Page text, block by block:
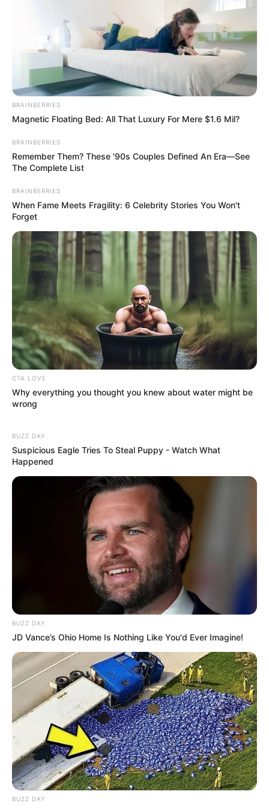
Bebe una taza de esta infusión en ayunas
durante 7 días seguidos para una limpieza
intestinal profunda.
Duración recomendada:
Para obtener resultados óptimos, consume esta
infusión por un máximo de 7 días seguidos y
proceso.
BRAINBERRIES
Magnetic Floating Bed: All That Luxury For Mere $1.6 Mil?
BRAINBERRIES
Remember Them? These '90s Couples Defined An Era—See
The Complete List
BRAINBERRIES
When Fame Meets Fragility: 6 Celebrity Stories You Won't
Forget
CTA LOVE
Why everything you thought you knew about water might be
wrong
BUZZ DAY
Suspicious Eagle Tries To Steal Puppy - Watch What
Happened
BUZZ DAY
JD Vance’s Ohio Home Is Nothing Like You'd Ever Imagine!
BUZZ DAY